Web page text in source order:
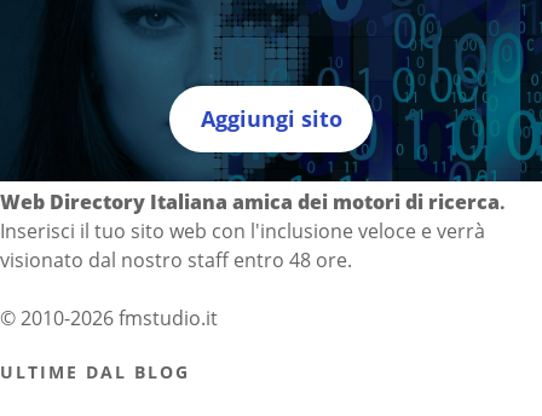
Aggiungi sito
Directory Italia
Web Directory Italiana amica dei motori di ricerca.
Inserisci il tuo sito web con l'inclusione veloce e verrà
visionato dal nostro staff entro 48 ore.
© 2010-2026 fmstudio.it
ULTIME DAL BLOG